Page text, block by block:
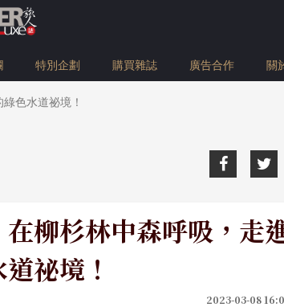
特別企劃 購買雜誌 廣告合作 關
色水道祕境！
柳杉林中森呼吸，走
祕境！
2023-03-08